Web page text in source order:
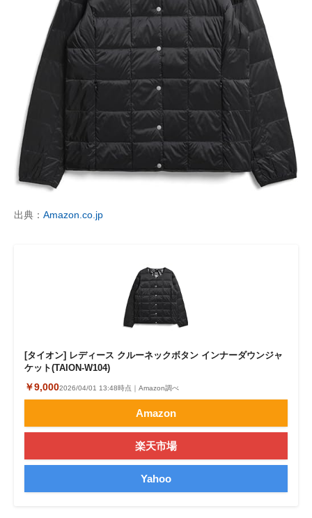
出典： Amazon.co.jp
[タイオン] レディース クルーネックボタン インナーダウンジャ
ケット(TAION-W104)
￥9,0002026/04/01 13:48時点｜Amazon調べ
Amazon
楽天市場
Yahoo